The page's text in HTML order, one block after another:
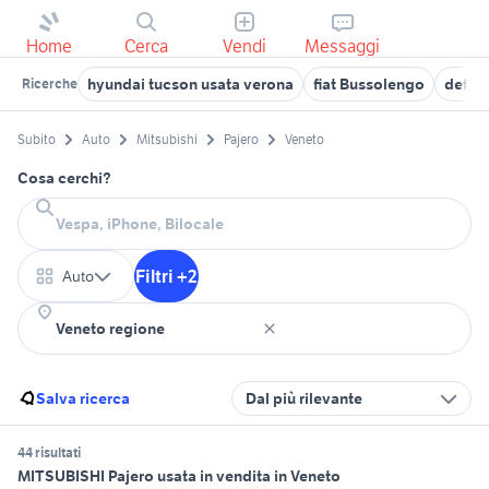
Home Cerca Vendi Messaggi
Ricerche hyundai tucson usata verona fiat Bussolengo
Subito Auto Mitsubishi Pajero Veneto
Cosa cerchi?
Auto Filtri +2
Salva ricerca Dal più rilevante
44 risultati
MITSUBISHI Pajero usata in vendita in Veneto